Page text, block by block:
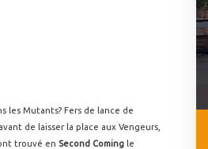
les Mutants? Fers de lance de
de laisser la place aux Vengeurs,
trouvé en Second Coming le